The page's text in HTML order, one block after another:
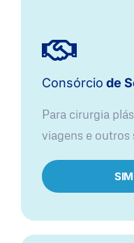
Consórcio de
Para cirurgia
viagens e outros